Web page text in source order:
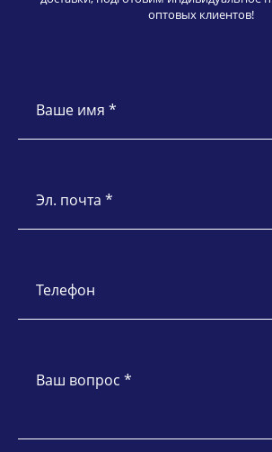
оптовых клиентов!
Ваше имя *
Эл. почта *
Телефон
Ваш вопрос *